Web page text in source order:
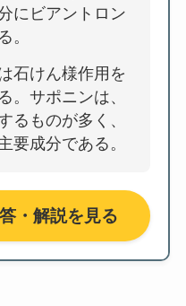
にビアントロン
。
石けん様作用を
。サポニンは、
るものが多く、
要成分である。
・解説を見る